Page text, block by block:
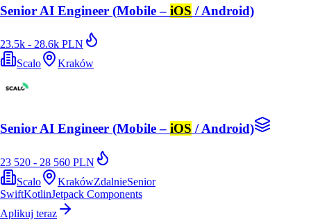
Senior AI Engineer (Mobile – iOS / Android)
23.5k - 28.6k PLN
Scalo
Kraków
Senior AI Engineer (Mobile – iOS / Android)
23 520 - 28 560 PLN
Scalo
KrakówZdalnieSenior
SwiftKotlinJetpack Components
Aplikuj teraz